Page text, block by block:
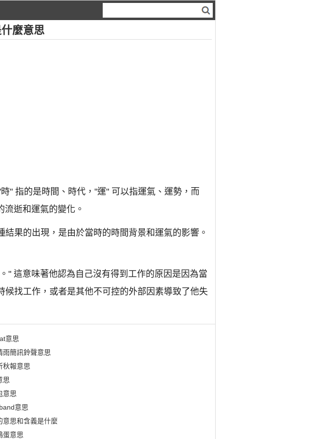
什麼意思
" 指的是時間、時代，"運" 可以指運氣、運勢，而
逝和運氣的變化。
果的出現，是由於當時的時間背景和運氣的影響。
" 這意味著他認為自己沒有得到工作的原因是因為當
找工作，或者是其他不可控的外部因素導致了他失
意思
雨簡訊鈴聲意思
秋報意思
思
意思
意思
意思和含義是什麼
蛋意思